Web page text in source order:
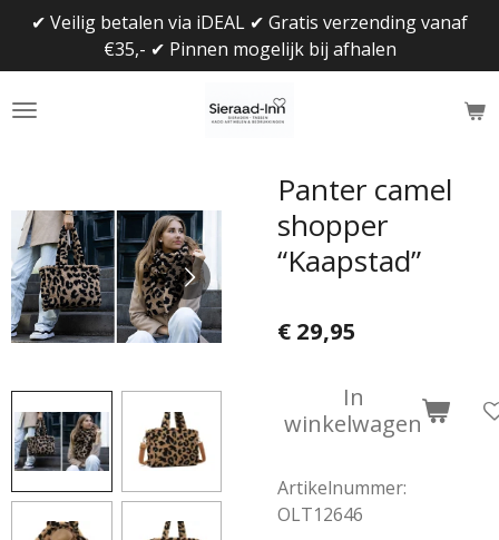
naar
de
✔ Veilig betalen via iDEAL ✔ Gratis verzending vanaf
€35,- ✔ Pinnen mogelijk bij afhalen
Panter camel
shopper
“Kaapstad”
€ 29,95
In
winkelwagen
Artikelnummer:
OLT12646